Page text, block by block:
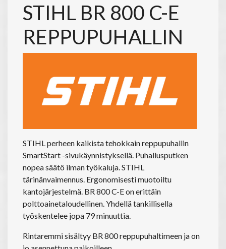
STIHL BR 800 C-E
REPPUPUHALLIN
STIHL perheen kaikista tehokkain reppupuhallin
SmartStart -sivukäynnistyksellä. Puhallusputken
nopea säätö ilman työkaluja. STIHL
tärinänvaimennus. Ergonomisesti muotoiltu
kantojärjestelmä. BR 800 C-E on erittäin
polttoainetaloudellinen. Yhdellä tankillisella
työskentelee jopa 79 minuuttia.
Rintaremmi sisältyy BR 800 reppupuhaltimeen ja on